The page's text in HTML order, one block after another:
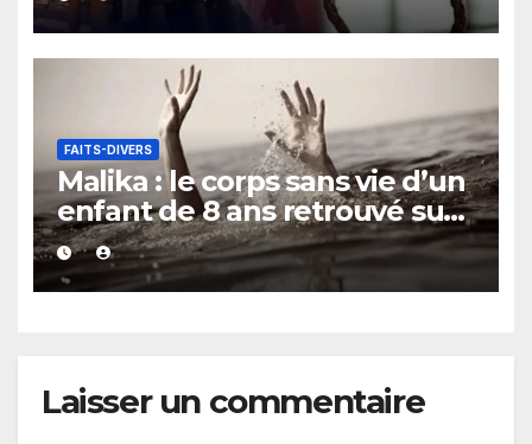
FAITS-DIVERS
Malika : le corps sans vie d’un
enfant de 8 ans retrouvé sur
le rivage
Laisser un commentaire